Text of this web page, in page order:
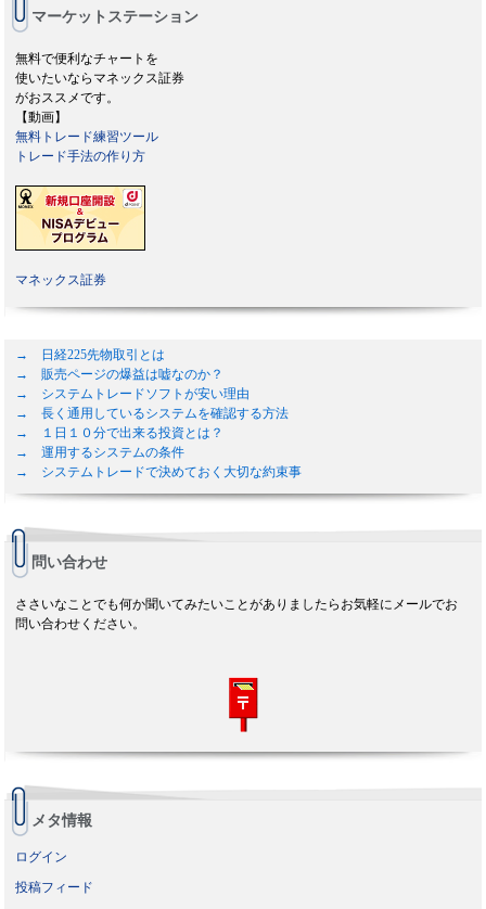
マーケットステーション
無料で便利なチャートを
使いたいならマネックス証券
がおススメです。
【動画】
無料トレード練習ツール
トレード手法の作り方
マネックス証券
→ 日経225先物取引とは
→ 販売ページの爆益は嘘なのか？
→ システムトレードソフトが安い理由
→ 長く通用しているシステムを確認する方法
→ １日１０分で出来る投資とは？
→ 運用するシステムの条件
→ システムトレードで決めておく大切な約束事
問い合わせ
ささいなことでも何か聞いてみたいことがありましたらお気軽にメールでお
問い合わせください。
メタ情報
ログイン
投稿フィード